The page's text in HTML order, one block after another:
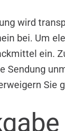
wird
bei. Um
ein.
Sendung
Sie